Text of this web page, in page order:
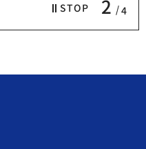
STOP 2 4